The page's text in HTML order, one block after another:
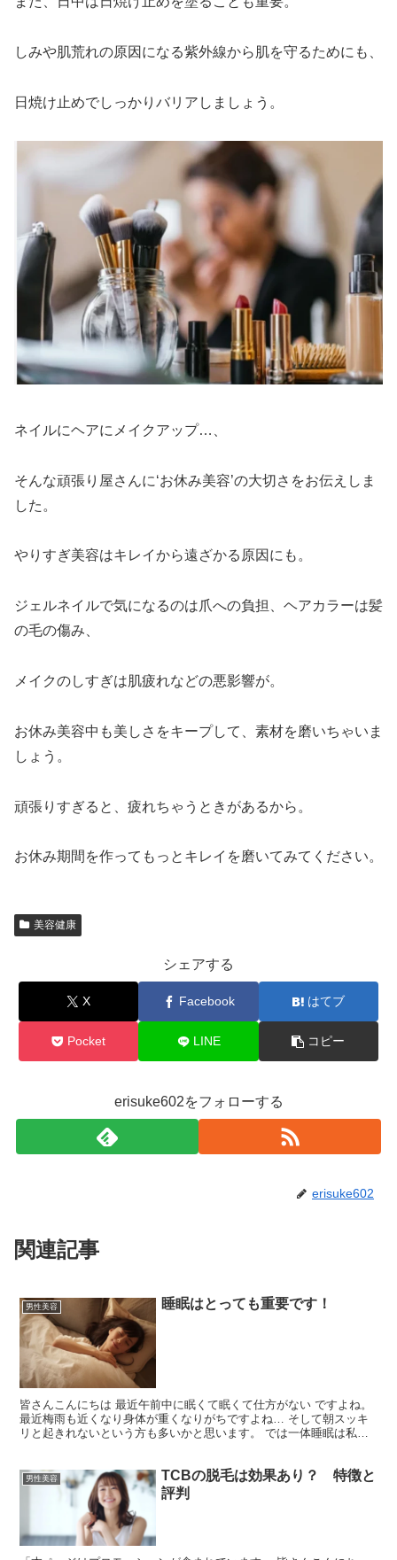
しみや肌荒れの原因になる紫外線から肌を守るためにも、
日焼け止めでしっかりバリアしましょう。
ネイルにヘアにメイクアップ…、
そんな頑張り屋さんに‘お休み美容’の大切さをお伝えしま
した。
やりすぎ美容はキレイから遠ざかる原因にも。
ジェルネイルで気になるのは爪への負担、ヘアカラーは髪
の毛の傷み、
メイクのしすぎは肌疲れなどの悪影響が。
お休み美容中も美しさをキープして、素材を磨いちゃいま
しょう。
頑張りすぎると、疲れちゃうときがあるから。
お休み期間を作ってもっとキレイを磨いてみてください。
美容健康
シェアする
X Facebook はてブ
Pocket LINE コピー
erisuke602をフォローする
erisuke602
関連記事
男性美容 睡眠はとっても重要です！
皆さんこんにちは 最近午前中に眠くて眠くて仕方がない ですよね。
最近梅雨も近くなり身体が重くなりがちですよね… そして朝スッキ
リと起きれないという方も多いかと思います。 では一体睡眠は私達
男性美容
TCBの脱毛は効果あり？ 特徴と
評判